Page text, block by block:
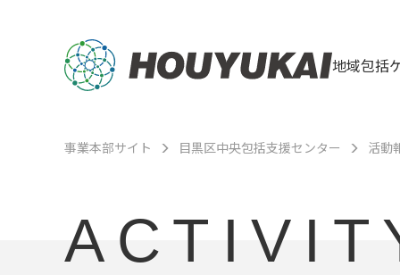
地域包括
事業本部サイト 目黒区中央包括支援センター 活動